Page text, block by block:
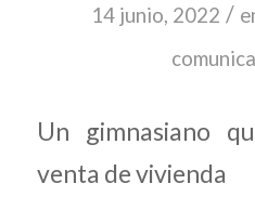
14 junio, 2022 /
Un gimnasiano
venta de vivienda